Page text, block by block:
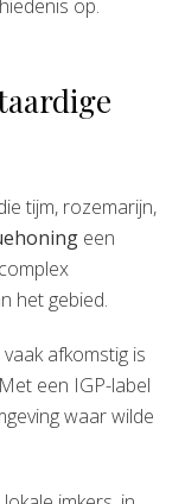
op.
tijm, rozemarijn,
een
het gebied.
vaak afkomstig is
een IGP-label
waar wilde